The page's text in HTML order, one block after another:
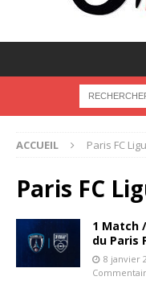
ACCUEIL Paris FC
Paris FC
1 Match
du Paris
8 janvier